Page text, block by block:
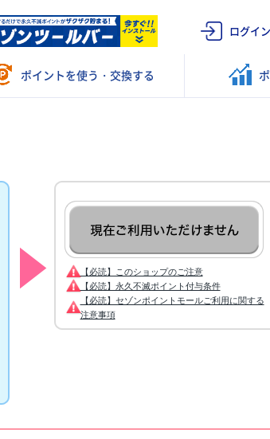
ログイン
ポイントを使う・交換する
【必読】このショップのご注意
【必読】永久不滅ポイント付与条件
【必読】セゾンポイントモールご利用に関する
注意事項